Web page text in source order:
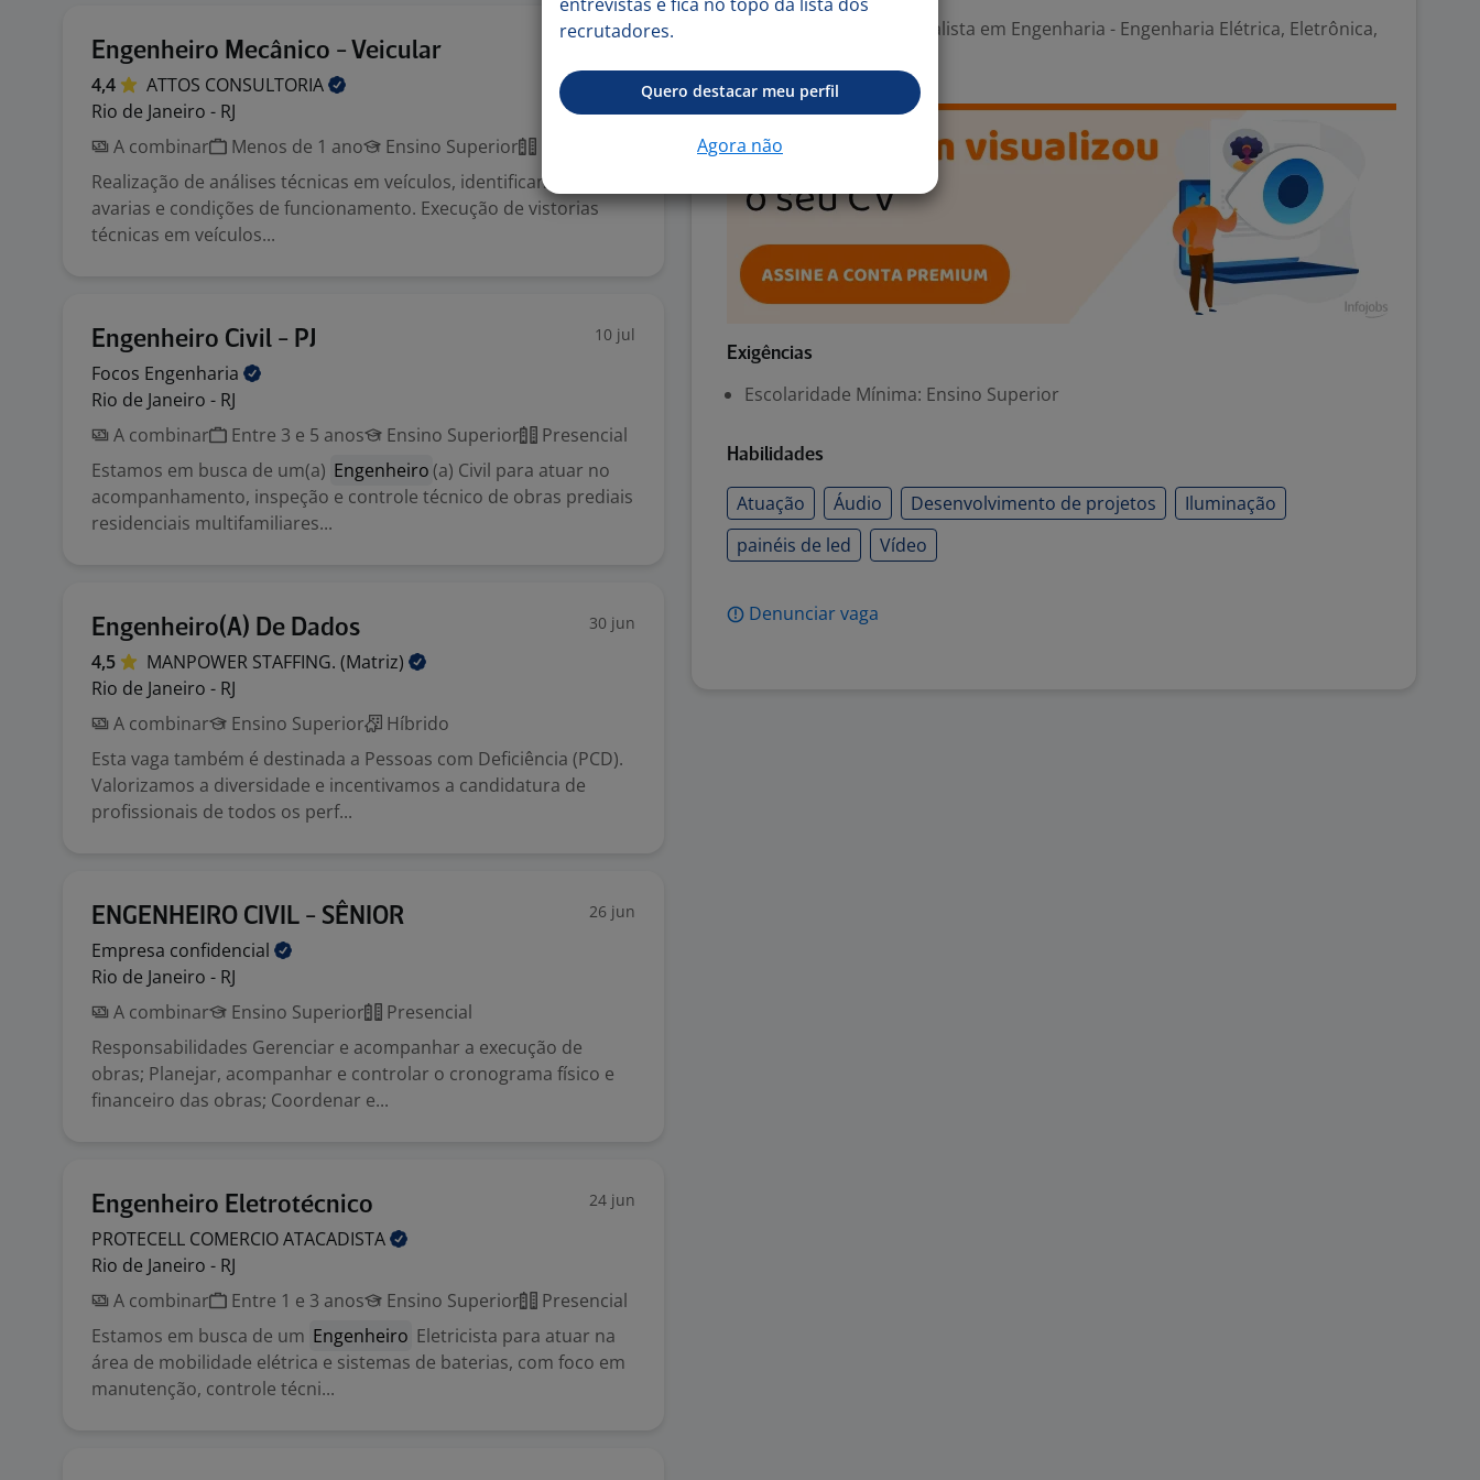
Engenheiro Mecânico - Veicular
4,4 ATTOS CONSULTORIA
Rio de Janeiro - RJ
A combinar
Menos de 1 ano Ensino Superior
Realização de análises técnicas em veículos, identificando falhas,
avarias e condições de funcionamento. Execução de vistorias
técnicas em veículos...
Engenheiro Civil - PJ 10 jul
Focos Engenharia
Rio de Janeiro - RJ
A combinar
Entre 3 e 5 anos Ensino Superior
Presencial
Estamos em busca de um(a) Engenheiro(a) Civil para atuar no
acompanhamento, inspeção e controle técnico de obras prediais
residenciais multifamiliares...
Engenheiro(A) De Dados 30 jun
4,5 MANPOWER STAFFING. (Matriz)
Rio de Janeiro - RJ
A combinar
Ensino Superior
Híbrido
Esta vaga também é destinada a Pessoas com Deficiência (PCD).
Valorizamos a diversidade e incentivamos a candidatura de
profissionais de todos os perf...
ENGENHEIRO CIVIL - SÊNIOR 26 jun
Empresa confidencial
Rio de Janeiro - RJ
A combinar
Ensino Superior
Presencial
Responsabilidades Gerenciar e acompanhar a execução de
obras; Planejar, acompanhar e controlar o cronograma físico e
financeiro das obras; Coordenar e...
Engenheiro Eletrotécnico 24 jun
PROTECELL COMERCIOATACADISTA
Rio de Janeiro - RJ
A combinar
Entre 1 e 3 anos Ensino Superior
Presencial
Estamos em busca de um Engenheiro Eletricista para atuar na
área de mobilidade elétrica e sistemas de baterias, com foco em
manutenção, controle técni...
Especialista em Engenharia - Engenharia Elétrica, Eletrônica,
Exigências
Escolaridade Mínima: Ensino Superior
Habilidades
Atuação Áudio Desenvolvimento de projetos
Iluminação
painéis de led
Vídeo
Denunciar vaga
recrutadores.
Quero destacar meu perfil
Agora não